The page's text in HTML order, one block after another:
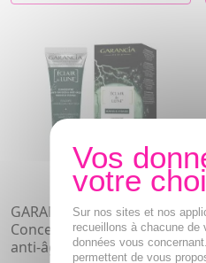
GARANCIA Eclair de lune -
Concentré antitache et
anti-âge nourrissant 30ml
Sur nos sites et nos
recueillons à chacune de
données vous
permettent de vous